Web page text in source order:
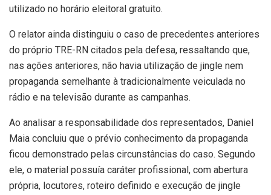
utilizado no horário eleitoral gratuito.
O relator ainda distinguiu o caso de precedentes anteriores
do próprio TRE-RN citados pela defesa, ressaltando que,
nas ações anteriores, não havia utilização de jingle nem
propaganda semelhante à tradicionalmente veiculada no
rádio e na televisão durante as campanhas.
Ao analisar a responsabilidade dos representados, Daniel
Maia concluiu que o prévio conhecimento da propaganda
ficou demonstrado pelas circunstâncias do caso. Segundo
ele, o material possuía caráter profissional, com abertura
própria, locutores, roteiro definido e execução de jingle